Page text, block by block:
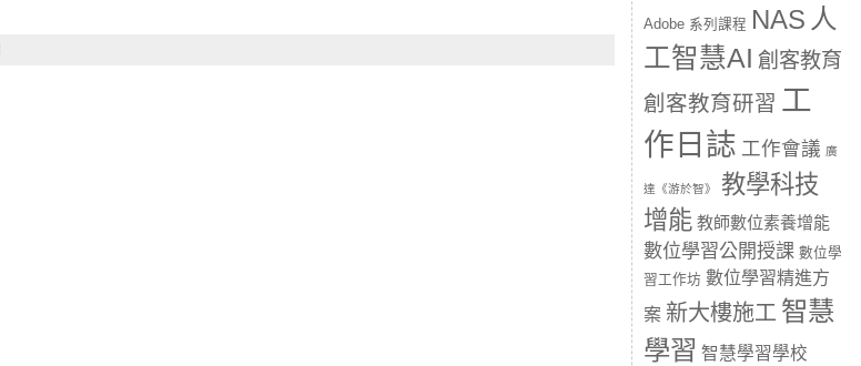
Adobe 系列課程 NAS 人
工智慧AI 創客教育
創客教育研習 工
作日誌 工作會議 廣
達《游於智》
教學科技
增能 教師數位素養增能
數位學習公開授課 數位學
習工作坊 數位學習精進方
案 新大樓施工 智慧
學習 智慧學習學校